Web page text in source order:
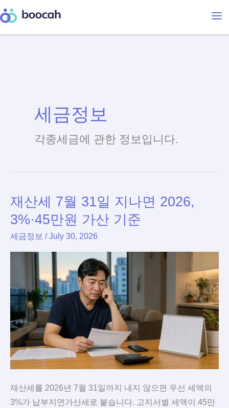
Skip
to
content
세금정보
각종세금에 관한 정보입니다.
재산세 7월 31일 지나면 2026,
3%·45만원 가산 기준
세금정보 / July 30, 2026
재산세를 2026년 7월 31일까지 내지 않으면 우선 세액의
3%가 납부지연가산세로 붙습니다. 고지서별 세액이 45만